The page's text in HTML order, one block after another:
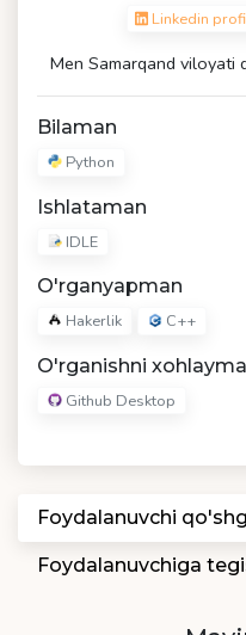
Linkedin
Men Samarqand viloyati
Bilaman
Python
Ishlataman
IDLE
O'rganyapman
Hakerlik C++
O'rganishni
Github Desktop
Foydalanuvchi
Foydalanuvchiga